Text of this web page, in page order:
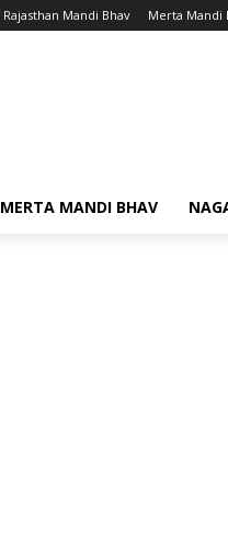
Rajasthan Mandi Bhav Merta Mandi
MERTA MANDI BHAV